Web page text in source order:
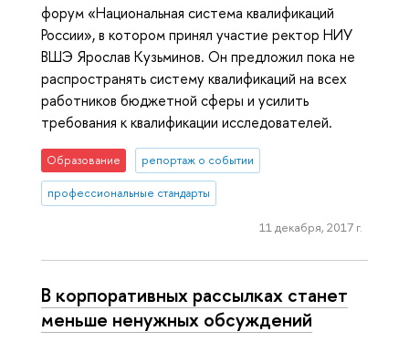
форум «Национальная система квалификаций
России», в котором принял участие ректор НИУ
ВШЭ Ярослав Кузьминов. Он предложил пока не
распространять систему квалификаций на всех
работников бюджетной сферы и усилить
требования к квалификации исследователей.
Образование репортаж о событии
профессиональные стандарты
11 декабря, 2017 г.
В корпоративных рассылках станет
меньше ненужных обсуждений